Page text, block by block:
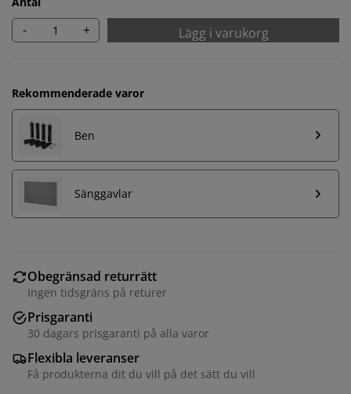
- + Lägg i varukorg
Rekommenderade varor
Ben
Sänggavlar
Obegränsad returrätt
Ingen tidsgräns på returer
Prisgaranti
30 dagars prisgaranti på alla varor
Flexibla leveranser
Få produkterna dit du vill på det sätt du vill